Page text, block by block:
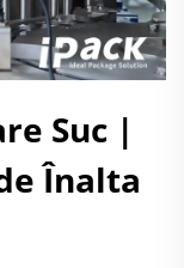
Suc |
Înalta